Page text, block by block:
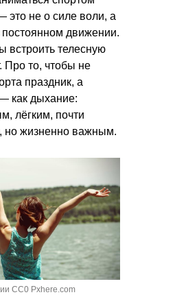
это не о силе воли, а
движении.
встроить телесную
Про то, чтобы не
праздник, а
как дыхание:
лёгким, почти
но жизненно важным.
CC0 Pxhere.com